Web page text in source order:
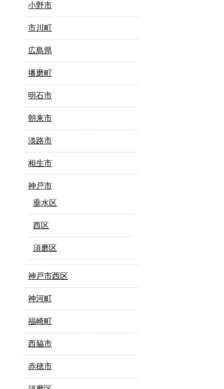
小野市
市川町
広島県
播磨町
明石市
朝来市
淡路市
相生市
神戸市
垂水区
西区
須磨区
神戸市西区
神河町
福崎町
西脇市
赤穂市